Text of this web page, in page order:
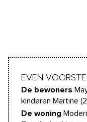
EVEN
De bewoners
kinderen Martine
De woning